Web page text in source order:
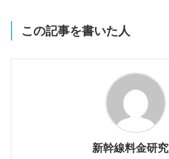
この記事を書いた人
新幹線料金研